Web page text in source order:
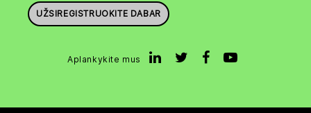
UŽSIREGISTRUOKITE DABAR
Aplankykite mus